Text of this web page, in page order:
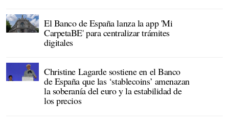
El Banco de España lanza la app 'Mi
CarpetaBE' para centralizar trámites
digitales
Christine Lagarde sostiene en el Banco
de España que las ‘stablecoins’ amenazan
la soberanía del euro y la estabilidad de
los precios